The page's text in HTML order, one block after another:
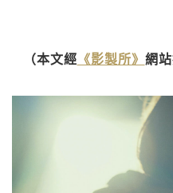
（本文經 《影製所》 網